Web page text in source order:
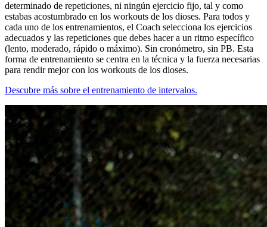
determinado de repeticiones, ni ningún ejercicio fijo, tal y como
estabas acostumbrado en los workouts de los dioses. Para todos y
cada uno de los entrenamientos, el Coach selecciona los ejercicios
adecuados y las repeticiones que debes hacer a un ritmo específico
(lento, moderado, rápido o máximo). Sin cronómetro, sin PB. Esta
forma de entrenamiento se centra en la técnica y la fuerza necesarias
para rendir mejor con los workouts de los dioses.
Descubre más sobre el entrenamiento de intervalos.